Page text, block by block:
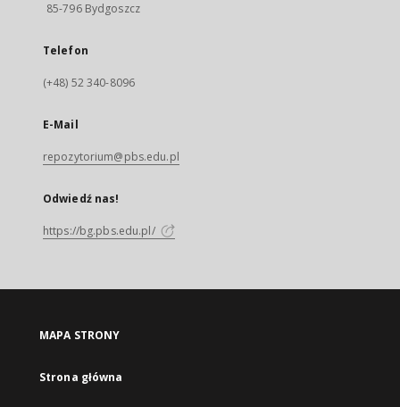
85-796 Bydgoszcz
Telefon
(+48) 52 340-8096
E-Mail
repozytorium@pbs.edu.pl
Odwiedź nas!
https://bg.pbs.edu.pl/
MAPA STRONY
Strona główna